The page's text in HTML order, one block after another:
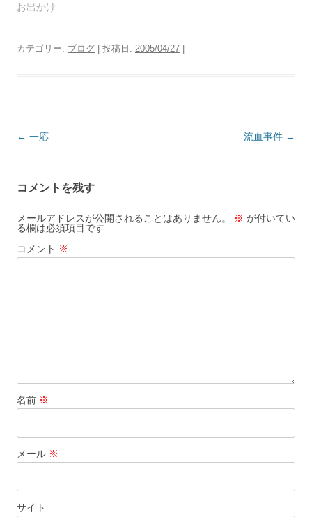
お出かけ
カテゴリー: ブログ | 投稿日: 2005/04/27
投
ビ
ゲ
ー
シ
← 一応 流血事件 →
コメントを残す
メールアドレスが公開されることはありません。 ※ が付いてい
る欄は必須項目です
コメント ※
名前 ※
メール ※
サイト